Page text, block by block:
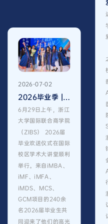
2026-07-02
2026毕业季 | ZIBSer们，即刻启程，破浪摘星！Sail the Seas, Reach the Stars
6月29日上午，浙江
大学国际联合商学院
（ZIBS） 2026届
毕业欢送仪式在国际
校区学术大讲堂顺利
举行。来自iMBA、
iMF、iMFA、
iMDS、MCS、
GCM项目的240余
名2026届毕业生共
同迎来了他们的高光